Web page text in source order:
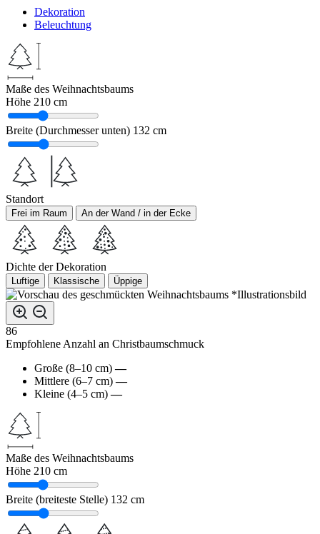
Dekoration
Beleuchtung
Maße des Weihnachtsbaums
Höhe 210 cm
Breite (Durchmesser unten) 132 cm
Standort
Frei im Raum An der Wand / in der Ecke
Dichte der Dekoration
Luftige Klassische Üppige
*Illustrationsbild
86
Empfohlene Anzahl an Christbaumschmuck
Große (8–10 cm) —
Mittlere (6–7 cm) —
Kleine (4–5 cm) —
Maße des Weihnachtsbaums
Höhe 210 cm
Breite (breiteste Stelle) 132 cm